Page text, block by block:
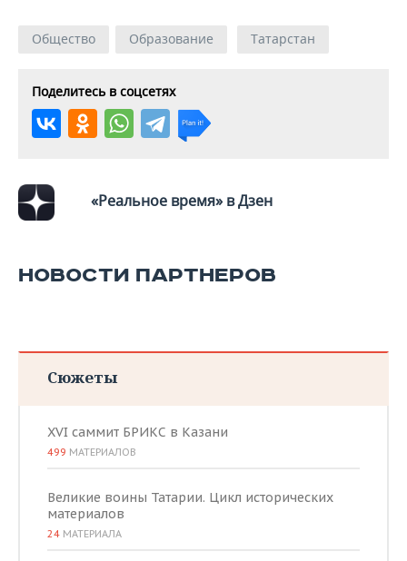
Общество Образование Татарстан
Поделитесь в соцсетях
«Реальное время» в Дзен
НОВОСТИ ПАРТНЕРОВ
Сюжеты
XVI саммит БРИКС в Казани
499 МАТЕРИАЛОВ
Великие воины Татарии. Цикл исторических
материалов
24 МАТЕРИАЛА